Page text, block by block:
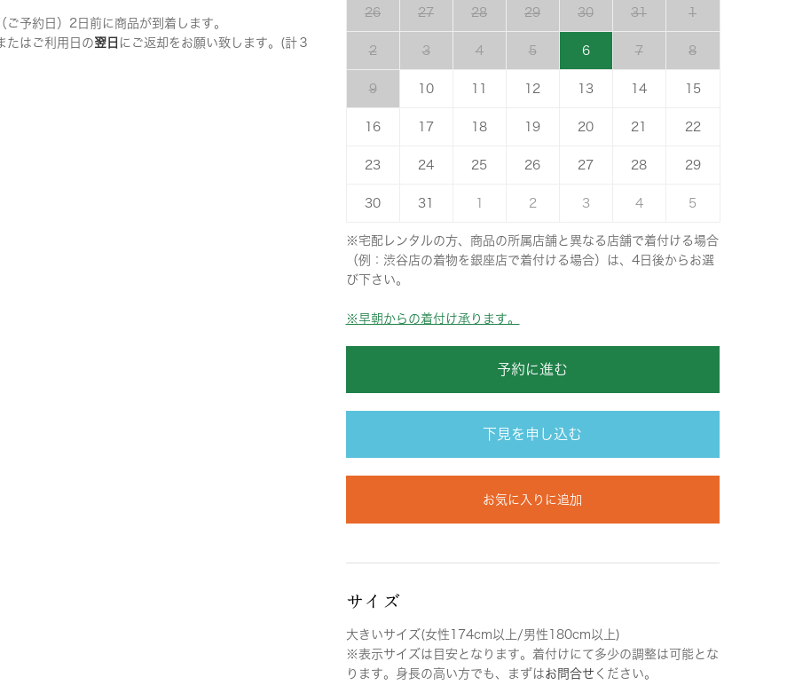
ご予約日）2日前に商品が到着します。
たはご利用日の翌日 にご返却をお願い致します。(計３
26 27 28 29 30 31 1
2 3 4 5 6 7 8
9 10 12 13 14 15
16 17 18 19 20 21 22
23 24 25 26 27 28 29
30 31 2 3 4 5
※宅配レンタルの方、商品の所属店舗と異なる店舗で着付ける場合
（例：渋谷店の着物を銀座店で着付ける場合）は、4日後からお選
び下さい。
※早朝からの着付け承ります。
予約に進む
下見を申し込む
お気に入りに追加
サイズ
大きいサイズ(女性174cm以上/男性180cm以上)
※表示サイズは目安となります。着付けにて多少の調整は可能とな
ります。身長の高い方でも、まずはお問合せ ください。